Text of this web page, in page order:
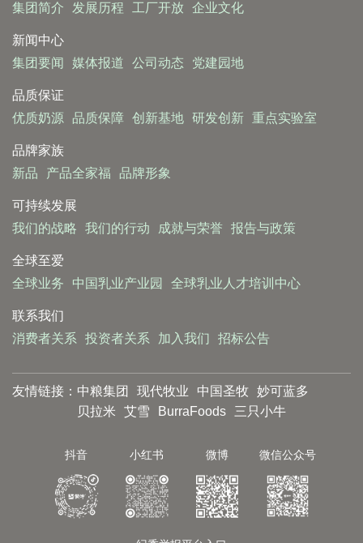
集团简介
发展历程 工厂开放 企业文化
新闻中心
集团要闻
媒体报道 公司动态 党建园地
品质保证
优质奶源
品质保障 创新基地 研发创新 重点实验室
品牌家族
新品
产品全家福 品牌形象
可持续发展
我们的战略
我们的行动 成就与荣誉 报告与政策
全球至爱
全球业务
中国乳业产业园 全球乳业人才培训中心
联系我们
消费者关系
投资者关系 加入我们 招标公告
友情链接： 中粮集团 现代牧业 中国圣牧 妙可蓝多
贝拉米
艾雪 BurraFoods 三只小牛
抖音 小红书 微博 微信公众号